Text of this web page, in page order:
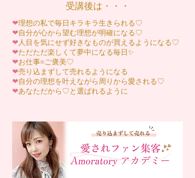
受講後は・・・
❤︎理想の私で毎日キラキラ生きられる♡
❤︎自分が心から望む理想が明確になる♡
❤︎人目を気にせず好きなものが買えるようになる♡
❤︎ただただ楽しくて夢中になる毎日✨
❤︎お仕事=ご褒美♡
❤︎売り込まずして売れるようになる
❤︎自分の理想を叶えながら周りから愛される♡
❤︎あなただから♡と選ばれるように